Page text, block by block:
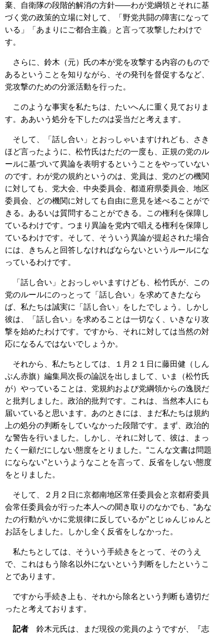
棄、自衛隊の段階的解消の方針――わが党綱領とそれに基
づく党の政策的立場に対して、「野党共闘の障害になって
いる」「あまりにご都合主義」と言って攻撃したわけで
す。
さらに、鈴木（元）氏の本が党を攻撃する内容のもので
あるということを知りながら、その発刊を督促するなど、
党攻撃のための分派活動を行った。
このような事実を私たちは、たいへんに重く見ておりま
す。ああいう処分を下したのは妥当だと考えます。
そして、「話し合い」とおっしゃいますけれども、さき
ほど言ったように、松竹氏はただの一度も、正規の党のル
ールに基づいて異論を表明するということをやっていない
のです。わが党の規約というのは、党員は、党のどの機関
に対しても、党大会、中央委員会、都道府県委員会、地区
委員会、どの機関に対しても自由に意見を述べることがで
きる。あるいは質問することができる。この権利を保障し
ているわけです。つまり異論を党内で唱える権利を保障し
ているわけです。そして、そういう異論が提起された場合
には、きちんと回答しなければならないというルールにな
っているわけです。
「話し合い」とおっしゃいますけども、松竹氏が、この
党のルールにのっとって「話し合い」を求めてきたなら
ば、私たちは誠実に「話し合い」をしたでしょう。しかし
彼は、「話し合い」を求めることは一切なく、いきなり攻
撃を始めたわけです。ですから、それに対しては当然の対
応になるんではないでしょうか。
それから、私たちとしては、１月２１日に藤田健（しん
ぶん赤旗）編集局次長の論説を出しまして、いま（松竹氏
が）やっていることは、党規約および党綱領からの逸脱だ
と批判しました。政治的批判です。これは、当然本人にも
届いていると思います。あのときには、まだ私たちは規約
上の処分の判断をしていなかった段階です。まず、政治的
な警告を行いました。しかし、それに対して、彼は、まっ
たく一顧だにしない態度をとりました。“こんな文書は問題
にならない”というようなことを言って、反省をしない態度
をとりました。
そして、２月２日に京都南地区常任委員会と京都府委員
会常任委員会が行った本人への聞き取りのなかでも、“あな
たの行動がいかに党規律に反しているか”とじゅんじゅんと
お話をしました。しかし全く反省をしなかった。
私たちとしては、そういう手続きをとって、そのうえ
で、これはもう除名以外にないという判断をしたというこ
とであります。
ですから手続き上も、それから除名という判断も適切だ
ったと考えております。
記者 鈴木元氏は、まだ現役の党員のようですが、『志